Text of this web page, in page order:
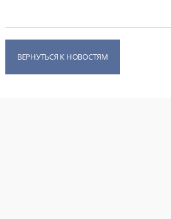
ВЕРНУТЬСЯ К НОВОСТЯМ